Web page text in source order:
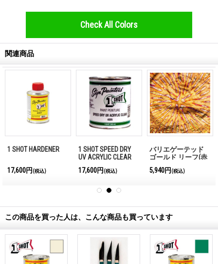
Check All Colors
関連商品
1 SHOT HARDENER
17,600円 (税込)
1 SHOT SPEED DRY
UV ACRYLIC CLEAR
17,600円 (税込)
バリエゲーテッド
ゴールド リーフ(赤
5,940円 (税込)
この商品を買った人は、こんな商品も買っています